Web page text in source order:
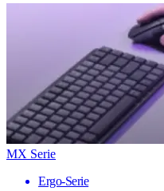
MX Serie
Ergo-Serie